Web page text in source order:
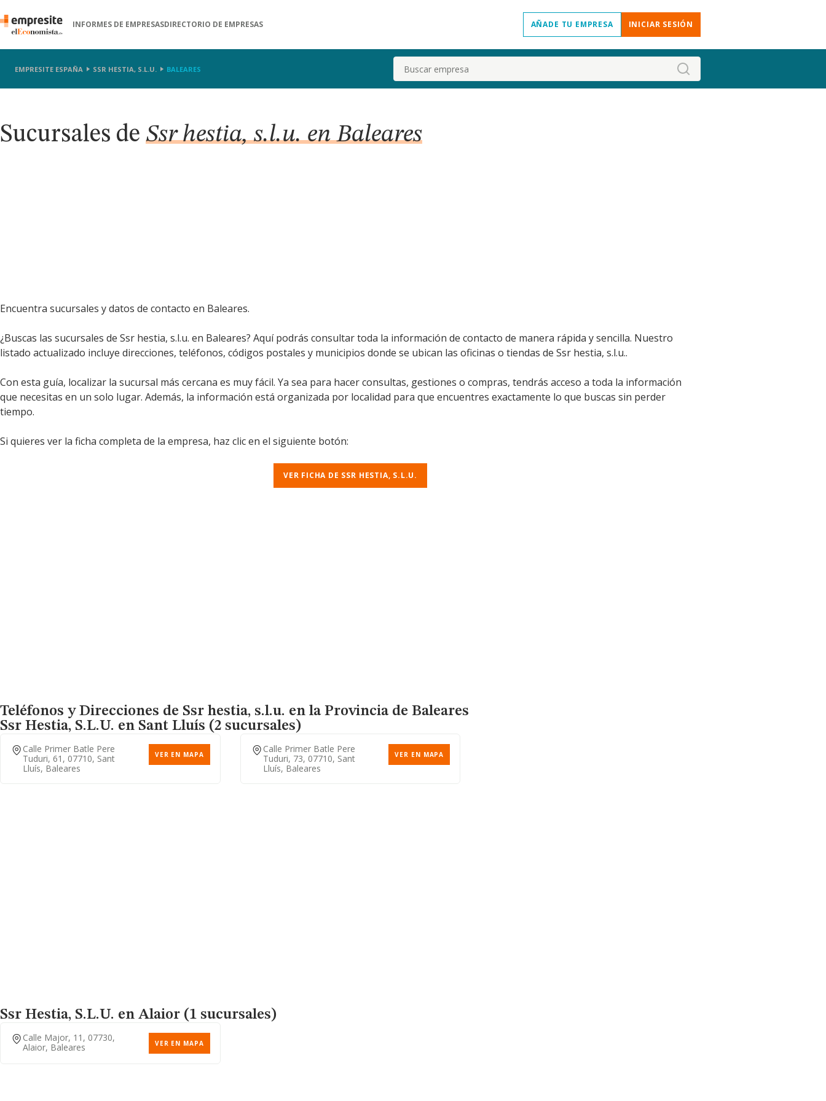
INFORMES DE EMPRESASDIRECTORIO DE EMPRESAS AÑADE TU EMPRESA INICIAR SESIÓN
EMPRESITE ESPAÑA SSR HESTIA, S.L.U. BALEARES Buscar
Sucursales de Ssr hestia, s.l.u. en Baleares
Encuentra sucursales y datos de contacto en Baleares.
¿Buscas las sucursales de Ssr hestia, s.l.u. en Baleares? Aquí podrás consultar toda la información de contacto de manera rápida y sencilla. Nuestro
listado actualizado incluye direcciones, teléfonos, códigos postales y municipios donde se ubican las oficinas o tiendas de Ssr hestia, s.l.u..
Con esta guía, localizar la sucursal más cercana es muy fácil. Ya sea para hacer consultas, gestiones o compras, tendrás acceso a toda la información
que necesitas en un solo lugar. Además, la información está organizada por localidad para que encuentres exactamente lo que buscas sin perder
tiempo.
Si quieres ver la ficha completa de la empresa, haz clic en el siguiente botón:
VER FICHA DE SSR HESTIA, S.L.U.
Teléfonos y Direcciones de Ssr hestia, s.l.u. en la Provincia de Baleares
Ssr Hestia, S.l.u. en Sant Lluís (2 sucursales)
Calle Primer Batle Pere
Tuduri, 61, 07710, Sant
Lluís, Baleares
VER EN MAPA
Calle Primer Batle Pere
Tuduri, 73, 07710, Sant
Lluís, Baleares
VER EN MAPA
Ssr Hestia, S.l.u. en Alaior (1 sucursales)
Calle Major, 11, 07730,
Alaior, Baleares
VER EN MAPA